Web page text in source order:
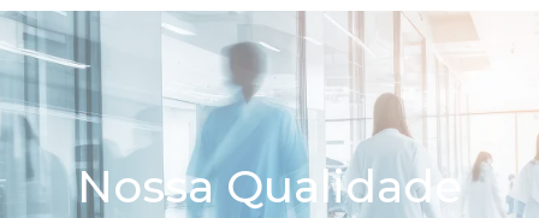
Nossa Qualidade